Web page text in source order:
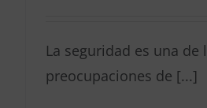
La seguridad es una de
preocupaciones de [...]